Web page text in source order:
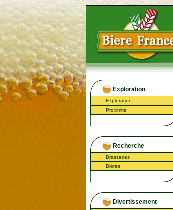
Exploration
Exploration
Proximité
Recherche
Brasseries
Bières
Divertissement